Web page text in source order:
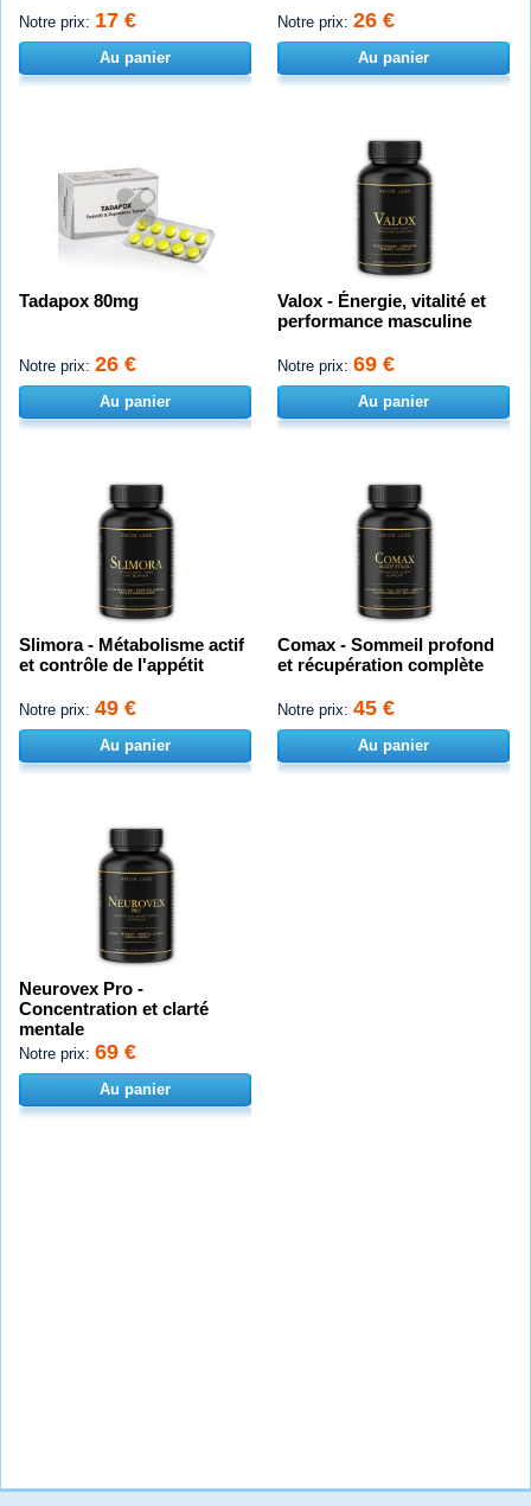
Notre prix: 17 €
Au panier
Notre prix: 26 €
Au panier
Tadapox 80mg
Notre prix: 26 €
Au panier
Valox - Énergie, vitalité et
performance masculine
Notre prix: 69 €
Au panier
Slimora - Métabolisme actif
et contrôle de l'appétit
Notre prix: 49 €
Au panier
Comax - Sommeil profond
et récupération complète
Notre prix: 45 €
Au panier
Neurovex Pro -
Concentration et clarté
mentale
Notre prix: 69 €
Au panier